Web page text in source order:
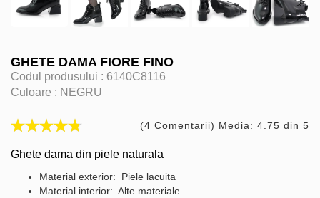
GHETE DAMA FIORE FINO
Codul produsului : 6140C8116
Culoare : NEGRU
(4 Comentarii) Media: 4.75 din 5
Ghete dama din piele naturala
Material exterior: Piele lacuita
Material interior: Alte materiale